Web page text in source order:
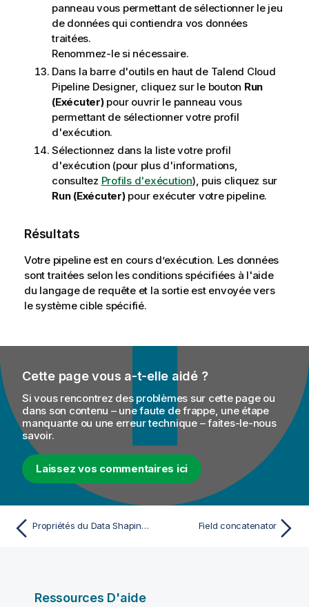
panneau vous permettant de sélectionner le jeu
de données qui contiendra vos données
traitées.
Renommez-le si nécessaire.
Dans la barre d'outils en haut de Talend Cloud
Pipeline Designer, cliquez sur le bouton Run
(Exécuter)pour ouvrir le panneau vous
permettant de sélectionner votre profil
d'exécution.
Sélectionnez dans la liste votre profil
d'exécution (pour plus d'informations,
consultez Profils d'exécution), puis cliquez sur
Run (Exécuter)pour exécuter votre pipeline.
Résultats
Votre pipeline est en cours d’exécution. Les données
sont traitées selon les conditions spécifiées à l'aide
du langage de requête et la sortie est envoyée vers
le système cible spécifié.
Cette page vous a-t-elle aidé ?
Si vous rencontrez des problèmes sur cette page ou
dans son contenu – une faute de frappe, une étape
manquante ou une erreur technique – faites-le-nous
savoir.
Laissez vos commentaires ici
Propriétés du Data Shaping Language Field concatenator
Ressources D'aide